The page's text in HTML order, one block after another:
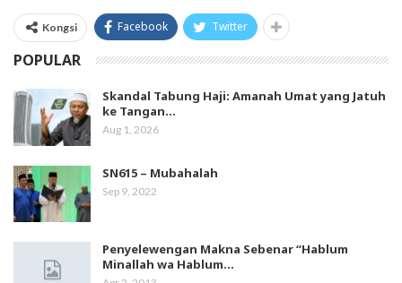
Kongsi Facebook Twitter
POPULAR
Skandal Tabung Haji: Amanah Umat yang Jatuh
ke Tangan…
Aug 1, 2026
SN615 – Mubahalah
Sep 9, 2022
Penyelewengan Makna Sebenar “Hablum
Minallah wa Hablum…